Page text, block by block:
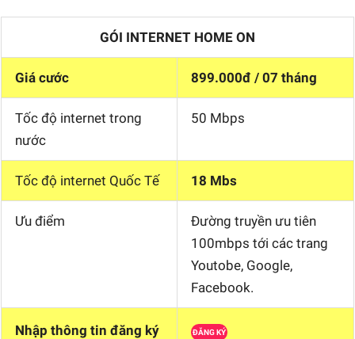
GÓI INTERNET HOME ON
Giá cước 899.000đ / 07 tháng
Tốc độ internet trong
nước
50 Mbps
Tốc độ internet Quốc Tế 18 Mbs
Ưu điểm
Đường truyền ưu tiên
100mbps tới các trang
Youtobe, Google,
Facebook.
Nhập thông tin đăng ký ĐĂNG KÝ